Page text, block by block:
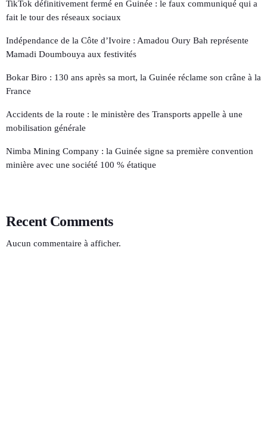
TikTok définitivement fermé en Guinée : le faux communiqué qui a
fait le tour des réseaux sociaux
Indépendance de la Côte d’Ivoire : Amadou Oury Bah représente
Mamadi Doumbouya aux festivités
Bokar Biro : 130 ans après sa mort, la Guinée réclame son crâne à la
France
Accidents de la route : le ministère des Transports appelle à une
mobilisation générale
Nimba Mining Company : la Guinée signe sa première convention
minière avec une société 100 % étatique
Recent Comments
Aucun commentaire à afficher.